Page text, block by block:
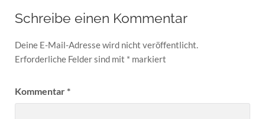
Schreibe einen Kommentar
Deine E-Mail-Adresse wird nicht veröffentlicht.
Erforderliche Felder sind mit * markiert
Kommentar*